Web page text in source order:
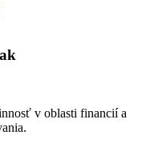
v oblasti financií a